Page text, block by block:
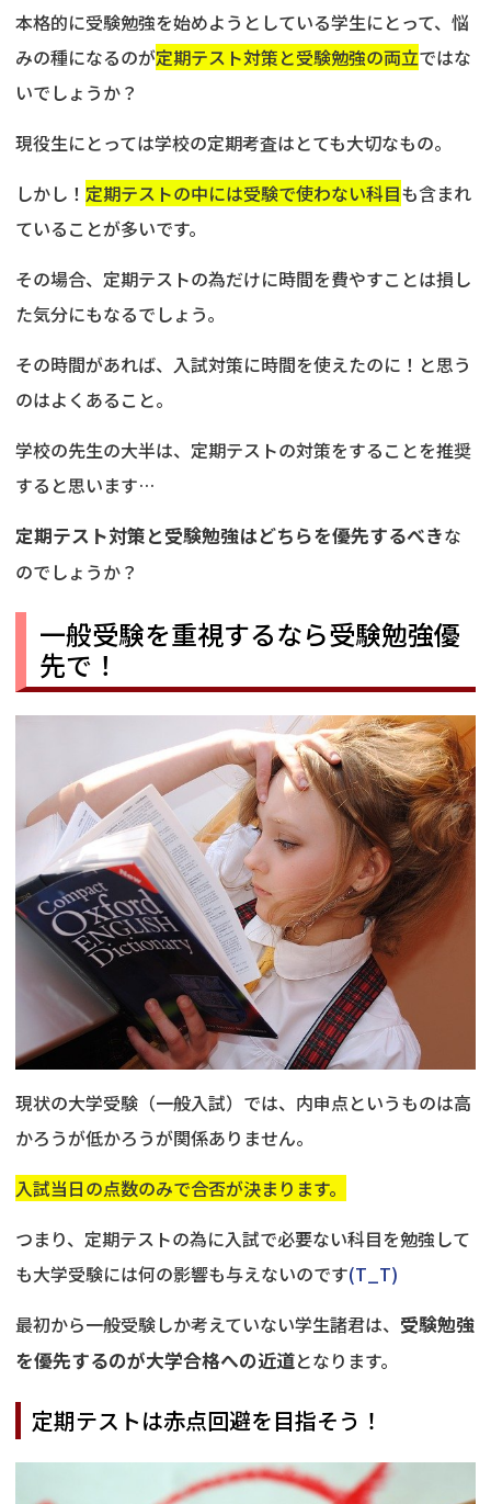
本格的に受験勉強を始めようとしている学生にとって、悩
みの種になるのが定期テスト対策と受験勉強の両立ではな
いでしょうか？
現役生にとっては学校の定期考査はとても大切なもの。
しかし！ 定期テストの中には受験で使わない科目も含まれ
ていることが多いです。
その場合、定期テストの為だけに時間を費やすことは損し
た気分にもなるでしょう。
その時間があれば、入試対策に時間を使えたのに！と思う
のはよくあること。
学校の先生の大半は、定期テストの対策をすることを推奨
すると思います…
定期テスト対策と受験勉強はどちらを優先するべきな
のでしょうか？
一般受験を重視するなら受験勉強優
先で！
現状の大学受験（一般入試）では、内申点というものは高
かろうが低かろうが関係ありません。
入試当日の点数のみで合否が決まります。
つまり、定期テストの為に入試で必要ない科目を勉強して
も大学受験には何の影響も与えないのです(T_T)
最初から一般受験しか考えていない学生諸君は、 受験勉強
を優先するのが大学合格への近道となります。
定期テストは赤点回避を目指そう！